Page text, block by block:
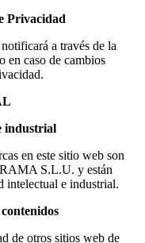
Privacidad
a través de la
en caso de cambios
industrial
en este sitio web son
S.L.U. y están
intelectual e industrial.
de otros sitios web de